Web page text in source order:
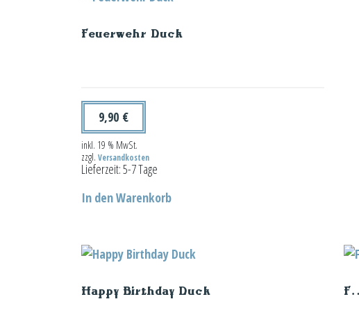
Feuerwehr Duck
9,90 €
inkl. 19 % MwSt.
zzgl. Versandkosten
Lieferzeit:5-7 Tage
In den Warenkorb
Happy Birthday Duck